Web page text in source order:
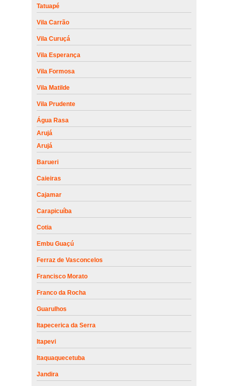
Tatuapé
Vila Carrão
Vila Curuçá
Vila Esperança
Vila Formosa
Vila Matilde
Vila Prudente
Água Rasa
Arujá
Arujá
Barueri
Caieiras
Cajamar
Carapicuíba
Cotia
Embu Guaçú
Ferraz de Vasconcelos
Francisco Morato
Franco da Rocha
Guarulhos
Itapecerica da Serra
Itapevi
Itaquaquecetuba
Jandira